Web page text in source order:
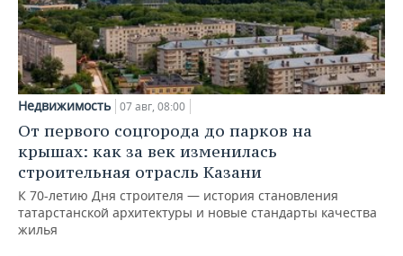
Недвижимость 07 авг, 08:00
От первого соцгорода до парков на
крышах: как за век изменилась
строительная отрасль Казани
К 70-летию Дня строителя — история становления
татарстанской архитектуры и новые стандарты качества
жилья